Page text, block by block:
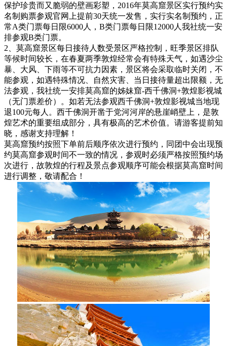
保护珍贵而又脆弱的壁画彩塑，2016年莫高窟景区实行预约实
名制购票参观官网上提前30天统一发售，实行实名制预约，正
常A类门票每日限6000人，B类门票每日限12000人我社统一安
排参观B类门票。
2、莫高窟景区每日接待人数受景区严格控制，旺季景区排队
等候时间较长，在春夏两季敦煌经常会有特殊天气，如遇沙尘
暴、大风、下雨等不可抗力因素，景区将会采取临时关闭，不
能参观，如遇特殊情况、自然灾害、当日接待量超出限额，无
法参观，我社统一安排莫高窟的姊妹窟-西千佛洞+敦煌影视城
（无门票差价）。如若无法参观西千佛洞+敦煌影视城当地现
退100元每人。西千佛洞开凿于党河河岸的悬崖峭壁上，是敦
煌艺术的重要组成部分，具有极高的艺术价值。请游客提前知
晓，感谢支持理解！
莫高窟预约按照下单前后顺序依次进行预约，同团中会出现预
约莫高窟参观时间不一致的情况，参观时必须严格按照预约场
次进行，故敦煌的行程及景点参观顺序可能会根据莫高窟时间
进行调整，敬请配合！